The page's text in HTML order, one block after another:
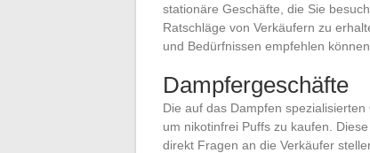
stationäre Geschäfte, die Sie
Ratschläge von Verkäufern zu
und Bedürfnissen empfehlen können.
Dampfergeschäfte
Die auf das Dampfen
um nikotinfrei Puffs zu kaufen.
direkt Fragen an die Verkäufer